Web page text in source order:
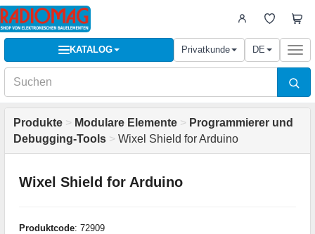
KATALOG Privatkunde DE
Produkte > Modulare Elemente > Programmierer und
Debugging-Tools > Wixel Shield for Arduino
Wixel Shield for Arduino
Produktcode: 72909